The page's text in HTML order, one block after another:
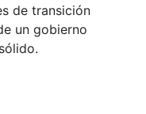
de transición
un gobierno